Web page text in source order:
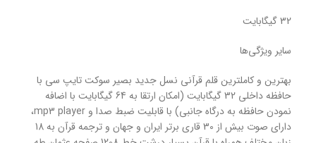
32 گیگابایت
سایر ویژگی‌ها
بهترین و کاملترین قلم قرآنی نسل جدید بصیر سوکت تایپ سی با
حافظه داخلی 32 گیگابایت (امکان ارتقا به 64 گیگابایت با اضافه
نمودن حافظه به درگاه جانبی) با قابلیت ضبط صدا و mp3 player،
دارای صوت بیش از 30 قاری برتر ایران و جهان و ترجمه قرآن به 18